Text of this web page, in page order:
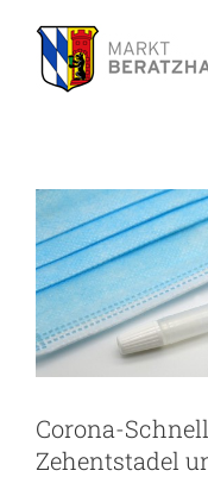
springen
Corona-
Zehentstadel